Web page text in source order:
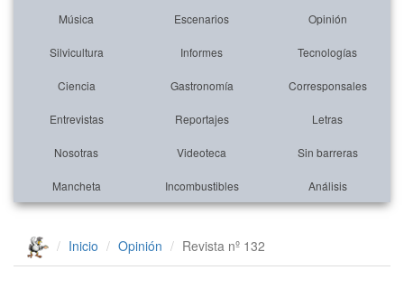
Música Escenarios Opinión
Silvicultura Informes Tecnologías
Ciencia Gastronomía Corresponsales
Entrevistas Reportajes Letras
Nosotras Videoteca Sin barreras
Mancheta Incombustibles Análisis
Inicio Opinión Revista nº 132